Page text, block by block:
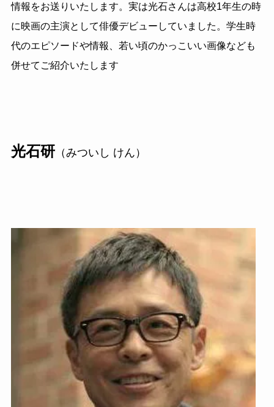
情報をお送りいたします。実は光石さんは高校1年生の時
に映画の主演として俳優デビューしていました。学生時
代のエピソードや情報、若い頃のかっこいい画像なども
併せてご紹介いたします
光石研（みついし けん）